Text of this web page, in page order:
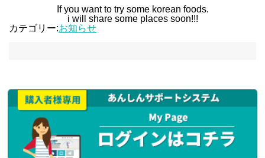
If you want to try some korean foods.
i will share some places soon!!!
カテゴリー:お知らせ